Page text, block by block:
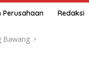
Perusahaan Redaksi
Bawang